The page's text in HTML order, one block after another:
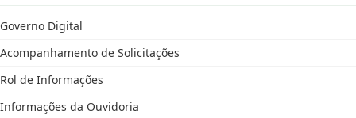
Governo Digital
Acompanhamento de Solicitações
Rol de Informações
Informações da Ouvidoria